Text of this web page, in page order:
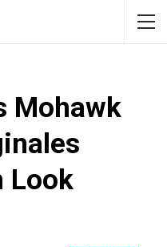
Mohawk
Look